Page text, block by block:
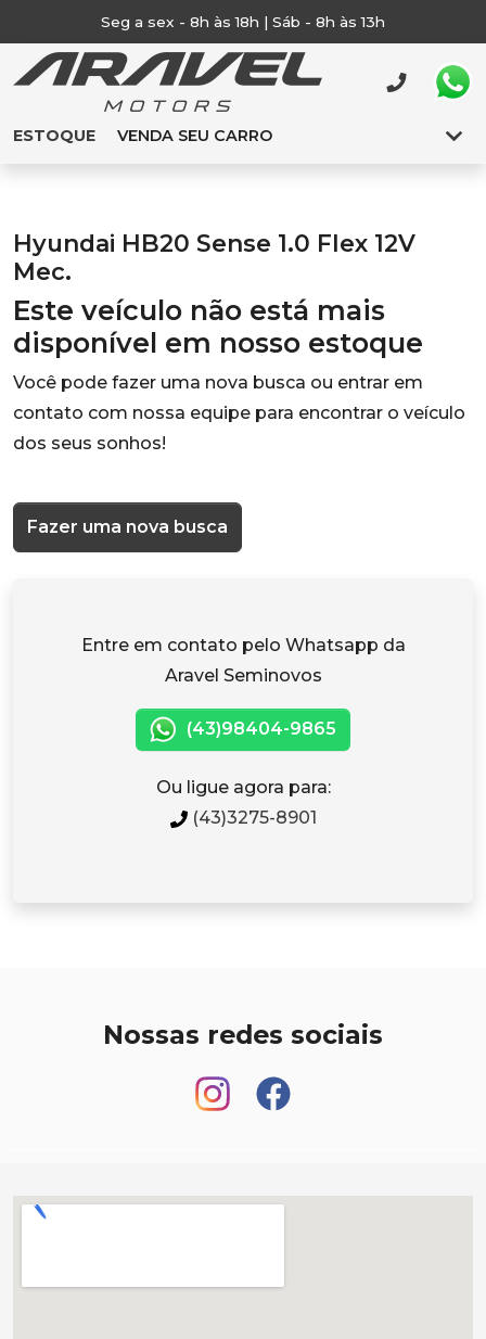
Seg a sex - 8h às 18h | Sáb - 8h às 13h
ESTOQUE VENDA SEU CARRO
Hyundai HB20 Sense 1.0 Flex 12V
Mec.
Este veículo não está mais
disponível em nosso estoque
Você pode fazer uma nova busca ou entrar em
contato com nossa equipe para encontrar o veículo
dos seus sonhos!
Fazer uma nova busca
Entre em contato pelo Whatsapp da
Aravel Seminovos
(43)98404-9865
Ou ligue agora para:
(43)3275-8901
Nossas redes sociais